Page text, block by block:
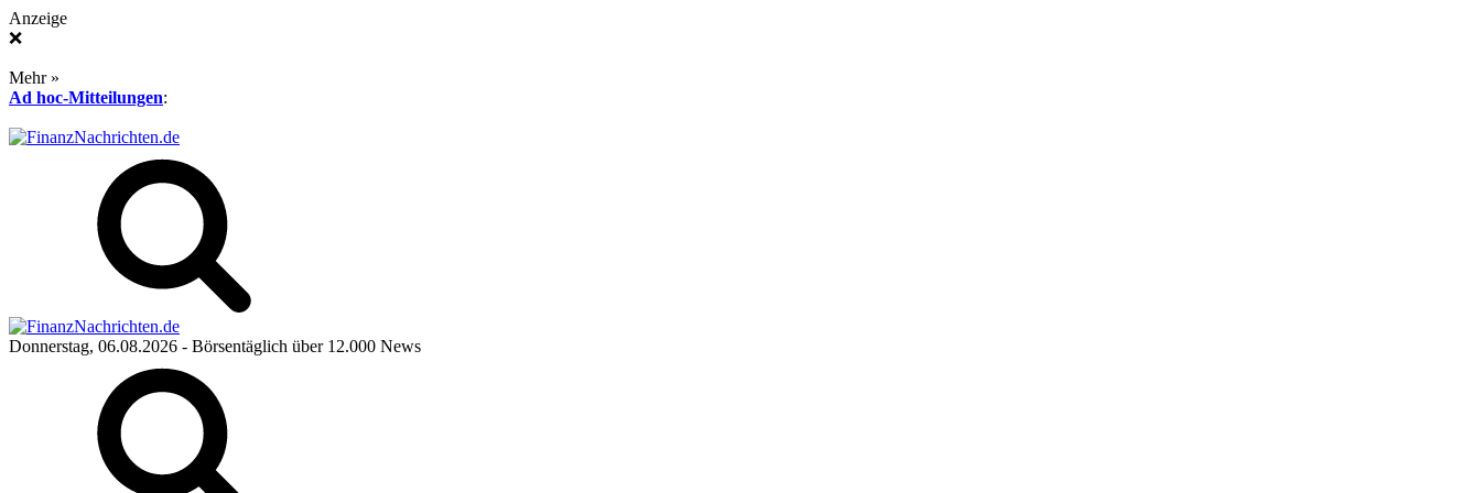
Anzeige
❌
Mehr »
Ad hoc-Mitteilungen:
Donnerstag, 06.08.2026 - Börsentäglich über 12.000 News